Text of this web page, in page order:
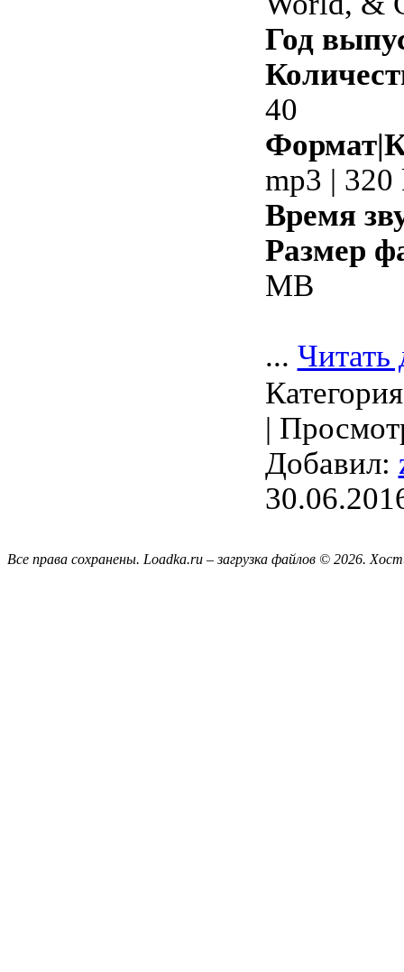
Год
40
mp3 | 320
Время
Размер
MB
... Читать
|
Добавил:
Все права сохранены. Loadka.ru – загрузка файлов © 2026.